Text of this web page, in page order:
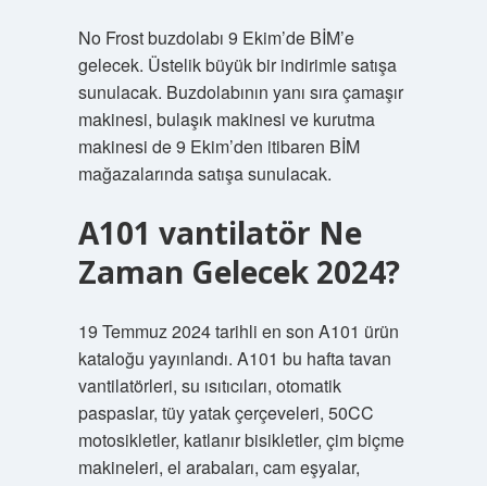
No Frost buzdolabı 9 Ekim’de BİM’e
gelecek. Üstelik büyük bir indirimle satışa
sunulacak. Buzdolabının yanı sıra çamaşır
makinesi, bulaşık makinesi ve kurutma
makinesi de 9 Ekim’den itibaren BİM
mağazalarında satışa sunulacak.
A101 vantilatör Ne
Zaman Gelecek 2024?
19 Temmuz 2024 tarihli en son A101 ürün
kataloğu yayınlandı. A101 bu hafta tavan
vantilatörleri, su ısıtıcıları, otomatik
paspaslar, tüy yatak çerçeveleri, 50CC
motosikletler, katlanır bisikletler, çim biçme
makineleri, el arabaları, cam eşyalar,